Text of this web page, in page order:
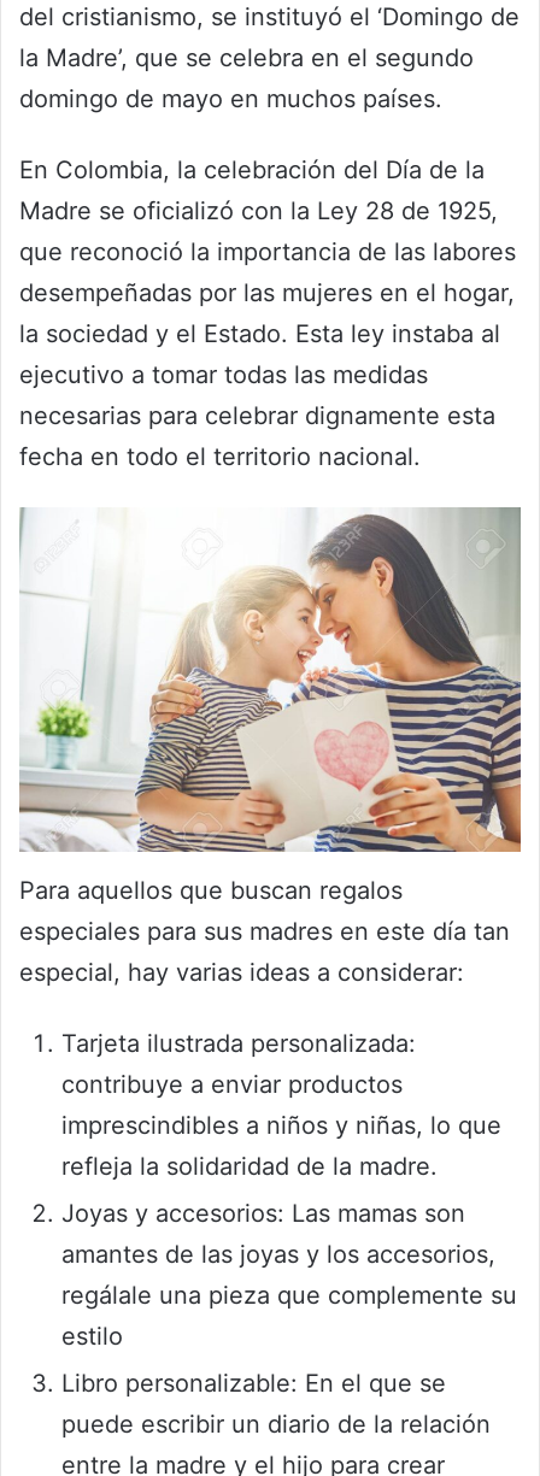
del cristianismo, se instituyó el ‘Domingo de
la Madre’, que se celebra en el segundo
domingo de mayo en muchos países.
En Colombia, la celebración del Día de la
Madre se oficializó con la Ley 28 de 1925,
que reconoció la importancia de las labores
desempeñadas por las mujeres en el hogar,
la sociedad y el Estado. Esta ley instaba al
ejecutivo a tomar todas las medidas
necesarias para celebrar dignamente esta
fecha en todo el territorio nacional.
Para aquellos que buscan regalos
especiales para sus madres en este día tan
especial, hay varias ideas a considerar:
Tarjeta ilustrada personalizada:
contribuye a enviar productos
imprescindibles a niños y niñas, lo que
refleja la solidaridad de la madre.
Joyas y accesorios: Las mamas son
amantes de las joyas y los accesorios,
regálale una pieza que complemente su
estilo
Libro personalizable: En el que se
puede escribir un diario de la relación
entre la madre y el hijo para crear